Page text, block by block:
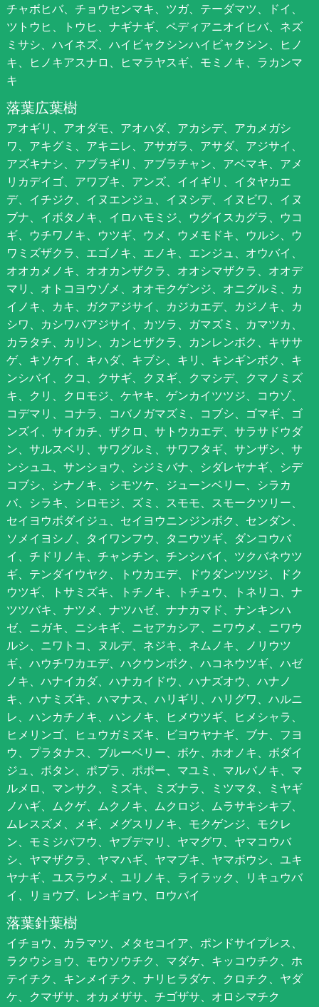
チャボヒバ、チョウセンマキ、ツガ、テーダマツ、ドイ、
ツトウヒ、トウヒ、ナギナギ、ペディアニオイヒバ、ネズ
ミサシ、ハイネズ、ハイビャクシンハイビャクシン、ヒノ
キ、ヒノキアスナロ、ヒマラヤスギ、モミノキ、ラカンマ
キ
落葉広葉樹
アオギリ、アオダモ、アオハダ、アカシデ、アカメガシ
ワ、アキグミ、アキニレ、アサガラ、アサダ、アジサイ、
アズキナシ、アブラギリ、アブラチャン、アベマキ、アメ
リカデイゴ、アワブキ、アンズ、イイギリ、イタヤカエ
デ、イチジク、イヌエンジュ、イヌシデ、イヌビワ、イヌ
ブナ、イボタノキ、イロハモミジ、ウグイスカグラ、ウコ
ギ、ウチワノキ、ウツギ、ウメ、ウメモドキ、ウルシ、ウ
ワミズザクラ、エゴノキ、エノキ、エンジュ、オウバイ、
オオカメノキ、オオカンザクラ、オオシマザクラ、オオデ
マリ、オトコヨウゾメ、オオモクゲンジ、オニグルミ、カ
イノキ、カキ、ガクアジサイ、カジカエデ、カジノキ、カ
シワ、カシワバアジサイ、カツラ、ガマズミ、カマツカ、
カラタチ、カリン、カンヒザクラ、カンレンボク、キササ
ゲ、キソケイ、キハダ、キブシ、キリ、キンギンボク、キ
ンシバイ、クコ、クサギ、クヌギ、クマシデ、クマノミズ
キ、クリ、クロモジ、ケヤキ、ゲンカイツツジ、コウゾ、
コデマリ、コナラ、コバノガマズミ、コブシ、ゴマギ、ゴ
ンズイ、サイカチ、ザクロ、サトウカエデ、サラサドウダ
ン、サルスベリ、サワグルミ、サワフタギ、サンザシ、サ
ンシュユ、サンショウ、シジミバナ、シダレヤナギ、シデ
コブシ、シナノキ、シモツケ、ジューンベリー、シラカ
バ、シラキ、シロモジ、ズミ、スモモ、スモークツリー、
セイヨウボダイジュ、セイヨウニンジンボク、センダン、
ソメイヨシノ、タイワンフウ、タニウツギ、ダンコウバ
イ、チドリノキ、チャンチン、チンシバイ、ツクバネウツ
ギ、テンダイウヤク、トウカエデ、ドウダンツツジ、ドク
ウツギ、トサミズキ、トチノキ、トチュウ、トネリコ、ナ
ツツバキ、ナツメ、ナツハゼ、ナナカマド、ナンキンハ
ゼ、ニガキ、ニシキギ、ニセアカシア、ニワウメ、ニワウ
ルシ、ニワトコ、ヌルデ、ネジキ、ネムノキ、ノリウツ
ギ、ハウチワカエデ、ハクウンボク、ハコネウツギ、ハゼ
ノキ、ハナイカダ、ハナカイドウ、ハナズオウ、ハナノ
キ、ハナミズキ、ハマナス、ハリギリ、ハリグワ、ハルニ
レ、ハンカチノキ、ハンノキ、ヒメウツギ、ヒメシャラ、
ヒメリンゴ、ヒュウガミズキ、ビヨウヤナギ、ブナ、フヨ
ウ、プラタナス、ブルーベリー、ボケ、ホオノキ、ボダイ
ジュ、ボタン、ポプラ、ポポー、マユミ、マルバノキ、マ
ルメロ、マンサク、ミズキ、ミズナラ、ミツマタ、ミヤギ
ノハギ、ムクゲ、ムクノキ、ムクロジ、ムラサキシキブ、
ムレスズメ、メギ、メグスリノキ、モクゲンジ、モクレ
ン、モミジバフウ、ヤブデマリ、ヤマグワ、ヤマコウバ
シ、ヤマザクラ、ヤマハギ、ヤマブキ、ヤマボウシ、ユキ
ヤナギ、ユスラウメ、ユリノキ、ライラック、リキュウバ
イ、リョウブ、レンギョウ、ロウバイ
落葉針葉樹
イチョウ、カラマツ、メタセコイア、ポンドサイプレス、
ラクウショウ、モウソウチク、マダケ、キッコウチク、ホ
テイチク、キンメイチク、ナリヒラダケ、クロチク、ヤダ
ケ、クマザサ、オカメザサ、チゴザサ、オロシマチク